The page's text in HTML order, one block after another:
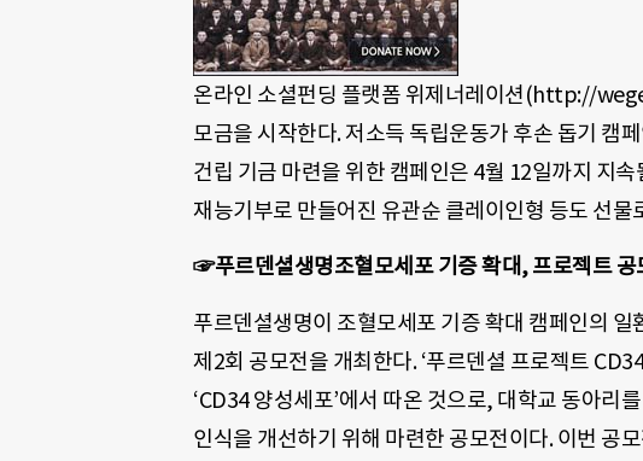
온라인 소셜펀딩 플랫폼 위제너레이션(http://
모금을 시작한다. 저소득 독립운동가 후손 돕기 캠
건립 기금 마련을 위한 캠페인은 4월 12일까지 지
재능기부로 만들어진 유관순 클레이인형 등도 선물
☞푸르덴셜생명조혈모세포 기증 확대, 프로젝트 공
푸르덴셜생명이 조혈모세포 기증 확대 캠페인의 일
제2회 공모전을 개최한다. ‘푸르덴셜 프로젝트
‘CD34 양성세포’에서 따온 것으로, 대학교 동아리
인식을 개선하기 위해 마련한 공모전이다. 이번 공